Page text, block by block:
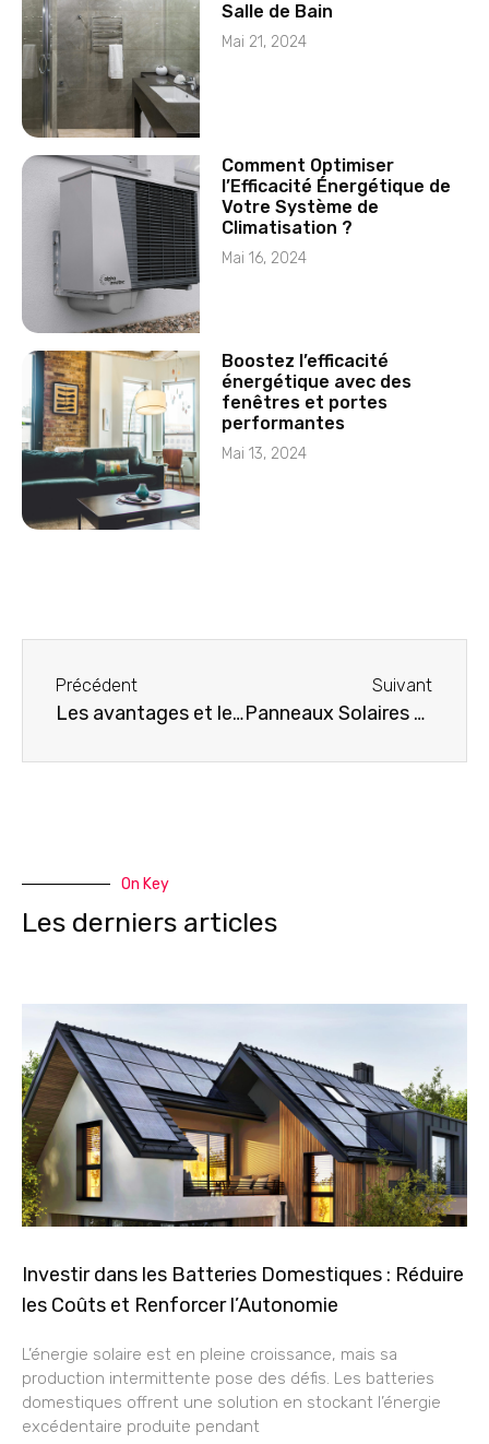
Salle de Bain
Mai 21, 2024
Comment Optimiser
l’Efficacité Énergétique de
Votre Système de
Climatisation ?
Mai 16, 2024
Boostez l’efficacité
énergétique avec des
fenêtres et portes
performantes
Mai 13, 2024
Précédent
Les avantages et les inconvénients de l’utilisation de panneaux solaires
Suivant
Panneaux Solaires Photovoltaïques : factures réduites au nord comme au sud. La clé du succès ? L’orientation de votre toit !
On Key
Les derniers articles
Investir dans les Batteries Domestiques : Réduire
les Coûts et Renforcer l’Autonomie
L’énergie solaire est en pleine croissance, mais sa
production intermittente pose des défis. Les batteries
domestiques offrent une solution en stockant l’énergie
excédentaire produite pendant